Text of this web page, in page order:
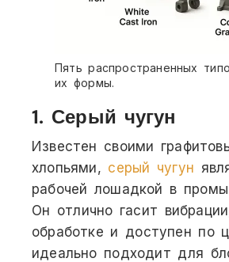
Пять распространенных
их формы.
1. Серый чугун
Известен своими
хлопьями, серый чугун
рабочей лошадкой в
Он отлично гасит
обработке и доступен по
идеально подходит для